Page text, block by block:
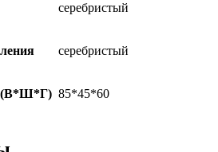
серебристый
серебристый
(В*Ш*Г) 85*45*60